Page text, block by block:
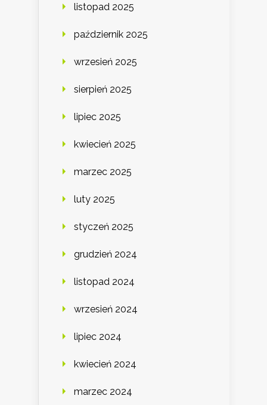
listopad 2025
październik 2025
wrzesień 2025
sierpień 2025
lipiec 2025
kwiecień 2025
marzec 2025
luty 2025
styczeń 2025
grudzień 2024
listopad 2024
wrzesień 2024
lipiec 2024
kwiecień 2024
marzec 2024